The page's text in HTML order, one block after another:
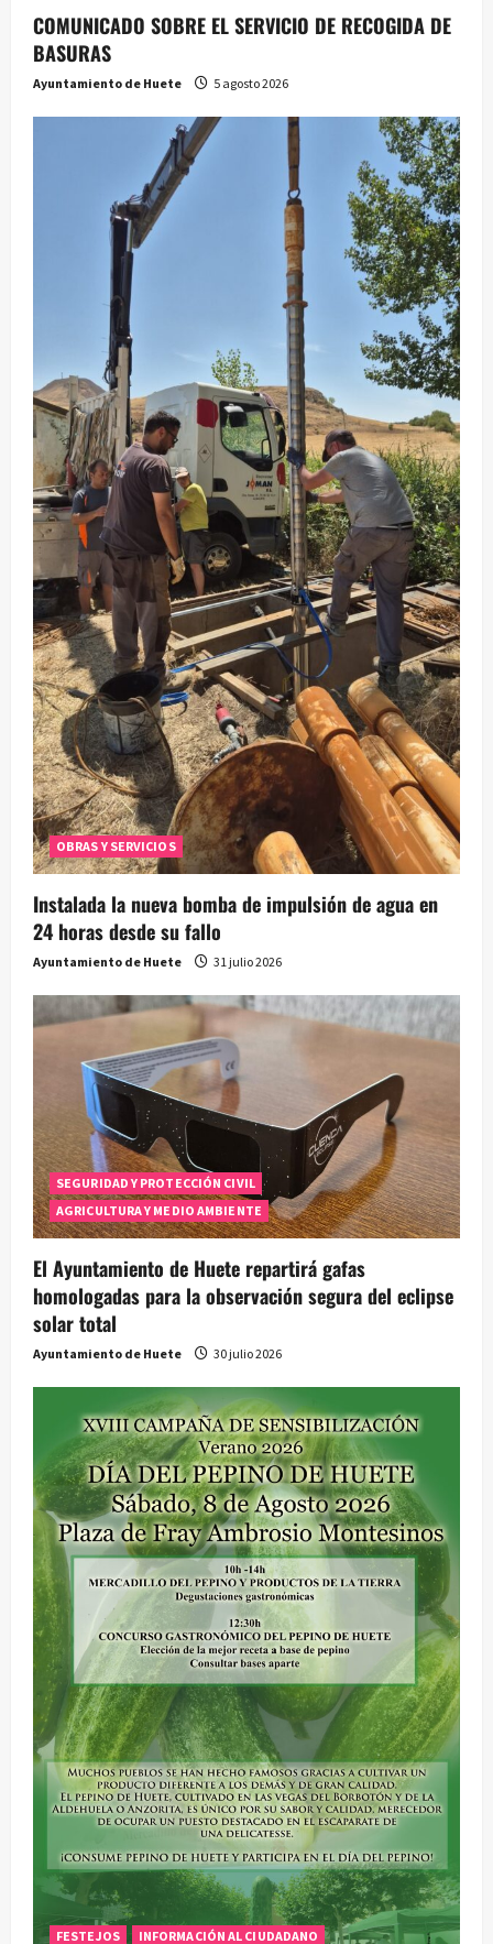
COMUNICADO SOBRE EL SERVICIO DE RECOGIDA DE
BASURAS
Ayuntamiento de Huete 5 agosto 2026
OBRAS Y SERVICIOS
Instalada la nueva bomba de impulsión de agua en
24 horas desde su fallo
Ayuntamiento de Huete 31 julio 2026
SEGURIDAD Y PROTECCIÓN CIVIL
AGRICULTURA Y MEDIO AMBIENTE
El Ayuntamiento de Huete repartirá gafas
homologadas para la observación segura del eclipse
solar total
Ayuntamiento de Huete 30 julio 2026
FESTEJOS INFORMACIÓN AL CIUDADANO